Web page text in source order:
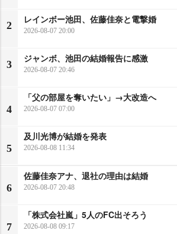
2
レインボー池田、佐藤佳奈と電撃婚
2026-08-07 20:00
3
ジャンボ、池田の結婚報告に感激
2026-08-07 20:46
4
「父の部屋を奪いたい」→大改造へ
2026-08-07 07:00
5
及川光博が結婚を発表
2026-08-08 11:34
6
佐藤佳奈アナ、退社の理由は結婚
2026-08-07 20:48
7
「株式会社嵐」5人のFC出そろう
2026-08-08 09:17